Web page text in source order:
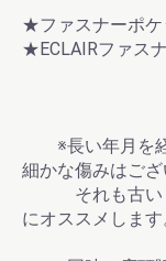
★ファスナーポケ
★ECLAIRファス
※長い年月を経
細かな傷みはござ
それも古いも
にオススメします